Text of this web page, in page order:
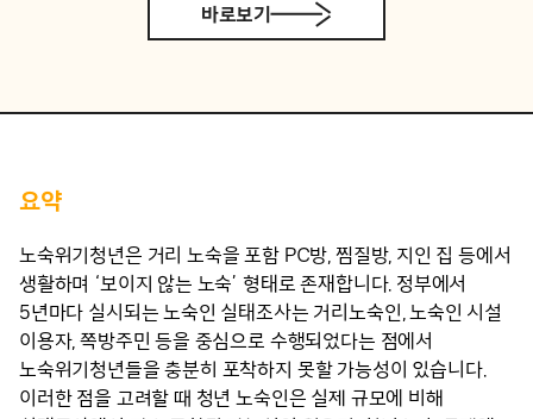
바로보기
요약
노숙위기청년은 거리 노숙을 포함 PC방, 찜질방, 지인 집 등에서
생활하며 ‘보이지 않는 노숙’ 형태로 존재합니다. 정부에서
5년마다 실시되는 노숙인 실태조사는 거리노숙인, 노숙인 시설
이용자, 쪽방주민 등을 중심으로 수행되었다는 점에서
노숙위기청년들을 충분히 포착하지 못할 가능성이 있습니다.
이러한 점을 고려할 때 청년 노숙인은 실제 규모에 비해